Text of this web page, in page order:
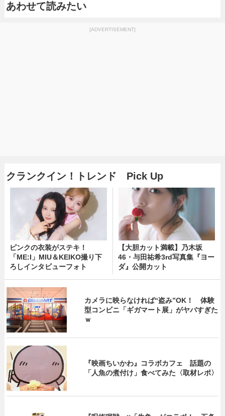
あわせて読みたい
[ADVERTISEMENT]
クランクイン！トレンド Pick Up
ピンクの衣装がステキ！
「ME:I」MIU＆KEIKO撮り下
ろしインタビューフォト
【大胆カット満載】乃木坂
46・与田祐希3rd写真集『ヨー
ダ』公開カット
カメラに映らなければ“盗み”OK！ 体験
型コンビニ「ギガマート展」がヤバすぎた
ｗ
『映画ちいかわ』コラボカフェ 話題の
「人魚の煮付け」食べてみた〈取材レポ〉